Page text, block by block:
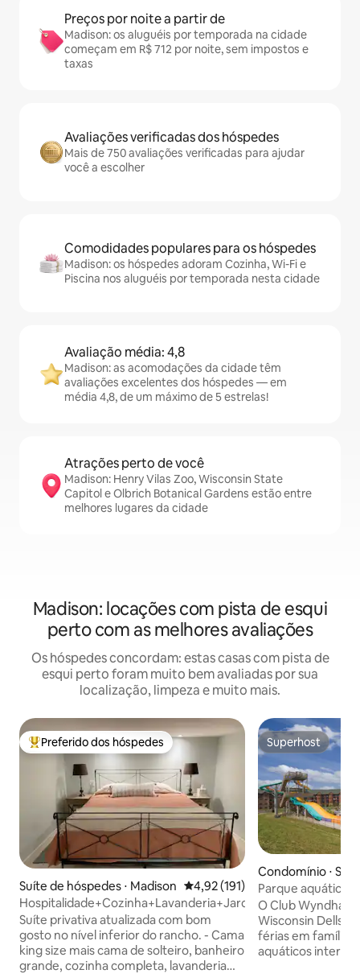
Preços por noite a partir de
Madison: os aluguéis por temporada na cidade
começam em R$ 712 por noite, sem impostos e
taxas
Avaliações verificadas dos hóspedes
Mais de 750 avaliações verificadas para ajudar
você a escolher
Comodidades populares para os hóspedes
Madison: os hóspedes adoram Cozinha, Wi-Fi e
Piscina nos aluguéis por temporada nesta cidade
Avaliação média: 4,8
Madison: as acomodações da cidade têm
avaliações excelentes dos hóspedes — em
média 4,8, de um máximo de 5 estrelas!
Atrações perto de você
Madison: Henry Vilas Zoo, Wisconsin State
Capitol e Olbrich Botanical Gardens estão entre
melhores lugares da cidade
Madison: locações com pista de esqui
perto com as melhores avaliações
Os hóspedes concordam: estas casas com pista de
esqui perto foram muito bem avaliadas por sua
localização, limpeza e muito mais.
Entre os melhores preferidos dos hóspedes
Preferido dos hóspedes
Suíte de hóspedes ⋅ Madison 4,92 de uma avaliação média de
4,92 (191)
Hospitalidade+Cozinha+Lavanderia+Jardins
Suíte privativa atualizada com bom
gosto no nível inferior do rancho. - Cama
king size mais cama de solteiro, banheiro
grande, cozinha completa, lavanderia
Superhost
Superhost
Condomínio ⋅
Parque aquático
O Club
Wisconsin Dells,
férias em família.
aquáticos